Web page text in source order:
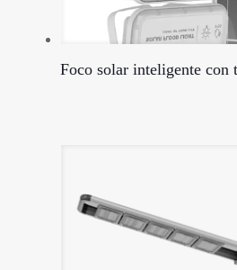
Foco solar inteligente con